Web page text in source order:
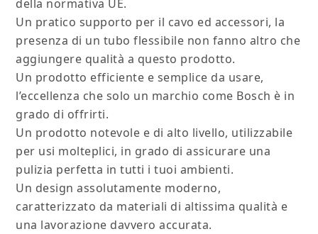
della normativa UE.
Un pratico supporto per il cavo ed accessori, la
presenza di un tubo flessibile non fanno altro che
aggiungere qualità a questo prodotto.
Un prodotto efficiente e semplice da usare,
l’eccellenza che solo un marchio come Bosch è in
grado di offrirti.
Un prodotto notevole e di alto livello, utilizzabile
per usi molteplici, in grado di assicurare una
pulizia perfetta in tutti i tuoi ambienti.
Un design assolutamente moderno,
caratterizzato da materiali di altissima qualità e
una lavorazione davvero accurata.